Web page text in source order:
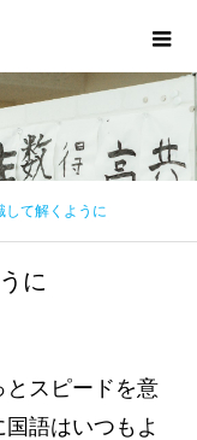
して解くように
に
スピードを意
語はいつもよ